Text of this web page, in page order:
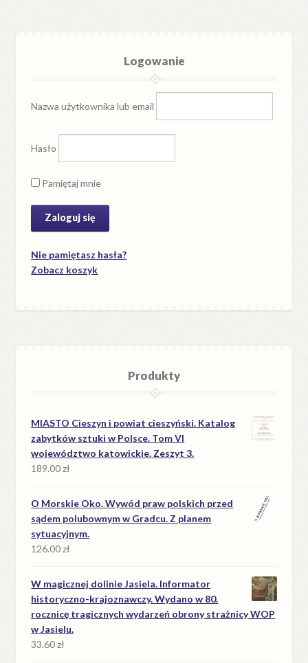
Logowanie
Nazwa użytkownika lub email
Hasło
Pamiętaj mnie
Nie pamiętasz hasła?
Zobacz koszyk
Produkty
MIASTO Cieszyn i powiat cieszyński. Katalog
zabytków sztuki w Polsce. Tom VI
województwo katowickie. Zeszyt 3.
189.00zł
O Morskie Oko. Wywód praw polskich przed
sądem polubownym w Gradcu. Z planem
sytuacyjnym.
126.00zł
W magicznej dolinie Jasiela. Informator
historyczno-krajoznawczy. Wydano w 80.
rocznicę tragicznych wydarzeń obrony strażnicy WOP
w Jasielu.
33.60zł